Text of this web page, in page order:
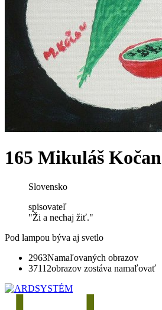
165 Mikuláš Kočan
Slovensko
spisovateľ
"Ži a nechaj žiť."
Pod lampou býva aj svetlo
2963Namaľovaných obrazov
37112obrazov zostáva namaľovať